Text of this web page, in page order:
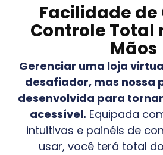
Facilidade de
Controle Total
Mãos
Gerenciar uma loja
desafiador, mas nossa
desenvolvida para
acessível. Equipada
intuitivas e painéis de
usar, você terá total